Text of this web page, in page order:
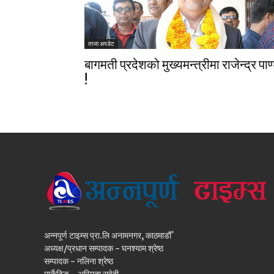
ताजा अपडेट
बागमती प्रदेशको मुख्यमन्त्रीमा राजेन्द्र
!
अन्नपूर्ण टाइम्स प्रा.लि अनामनगर, काठमाडौँ
अध्यक्ष/प्रधान सम्पादक - घनश्याम श्रेष्ठ
सम्पादक - नलिना श्रेष्ठ